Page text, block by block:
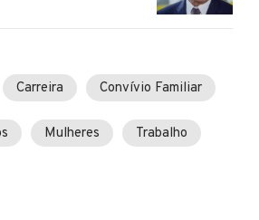
Carreira Convívio Familiar
Mulheres Trabalho